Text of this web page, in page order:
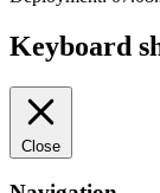
Keyboard
Close